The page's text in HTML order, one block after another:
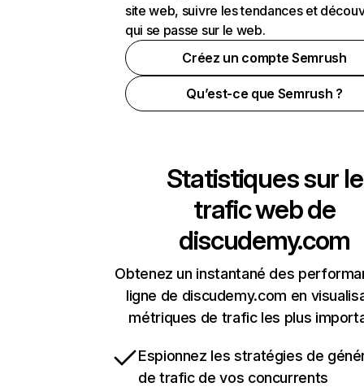
site web, suivre les tendances et
qui se passe sur le web.
Créez un compte Semrush
Qu’est-ce que Semrush ?
Statistiques sur le
trafic web de
discudemy.com
Obtenez un instantané des
ligne de discudemy.com en
métriques de trafic les plus
Espionnez les stratégies de
de trafic de vos concurrents